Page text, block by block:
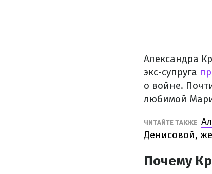
Александра
экс-супруга
о войне.
любимой
ЧИТАЙТЕ ТАКЖЕ
Денисовой,
Почему